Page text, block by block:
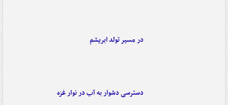
در مسیر تولد ابریشم
دسترسی دشوار به آب در نوار غزه